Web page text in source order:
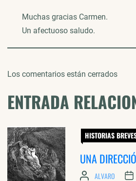
Muchas gracias Carmen.
Un afectuoso saludo.
Los comentarios están cerrados
ENTRADA
HISTORIAS
UNA
ALVARO